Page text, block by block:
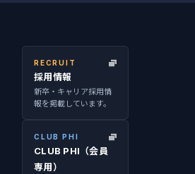
RECRUIT
採用情報
新卒・キャリア採用情
報を掲載しています。
CLUB PHI
CLUB PHI（会員
専用）